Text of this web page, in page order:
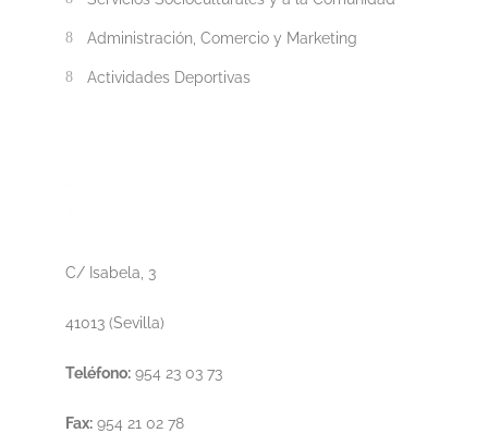
Administración, Comercio y Marketing
Actividades Deportivas
C/ Isabela, 3
41013 (Sevilla)
Teléfono:954 23 03 73
Fax:954 21 02 78